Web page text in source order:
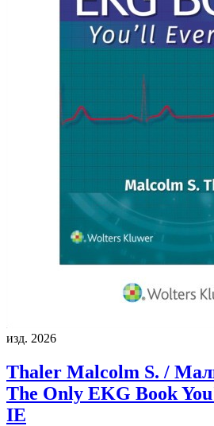
изд. 2026
Thaler Malcolm S. /
The Only EKG Book
IE